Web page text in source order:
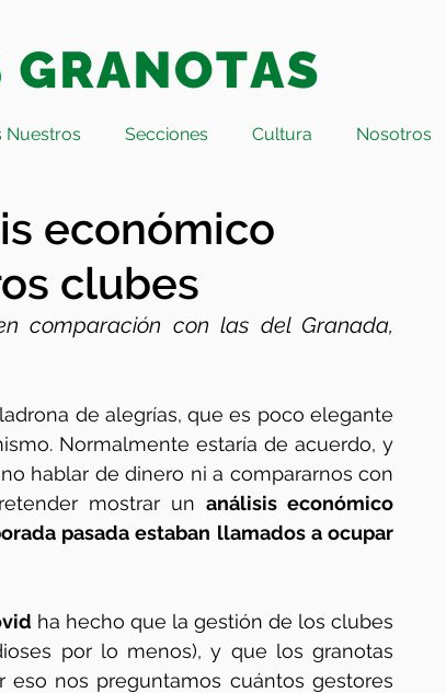
Nuestros Secciones Cultura Nosotros
económico
clubes
comparación con las del Granada,
de alegrías, que es poco elegante
Normalmente estaría de acuerdo, y
hablar de dinero ni a compararnos con
mostrar un análisis económico
pasada estaban llamados a ocupar
ha hecho que la gestión de los clubes
por lo menos), y que los granotas
nos preguntamos cuántos gestores